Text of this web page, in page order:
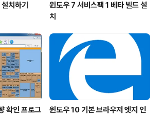
치하기
윈도우 7 서비스팩 1 베타 빌드 설
치
확인 프로그
윈도우 10 기본 브라우저 엣지 인